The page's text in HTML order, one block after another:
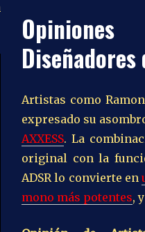
Diseñadores
Artistas como
expresado su
AXXESS. La
original con la
ADSR lo convierte en
mono más potentes,